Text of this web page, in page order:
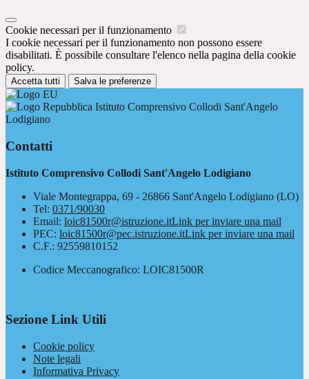
Cookie necessari per il funzionamento
I cookie necessari per il funzionamento non possono essere
disabilitati. È possibile consultare l'elenco nella pagina della cookie
policy.
Accetta tutti Salva le preferenze
Istituto Comprensivo Collodi Sant'Angelo
Lodigiano
Contatti
Istituto Comprensivo Collodi Sant'Angelo Lodigiano
Viale Montegrappa, 69 - 26866 Sant'Angelo Lodigiano (LO)
Tel: 0371/90030
Email: loic81500r@istruzione.itLink per inviare una mail
PEC: loic81500r@pec.istruzione.itLink per inviare una mail
C.F.: 92559810152
Codice Meccanografico: LOIC81500R
Sezione Link Utili
Cookie policy
Note legali
Informativa Privacy